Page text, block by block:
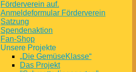
Förderverein auf.
Anmeldeformular Förderverein
Satzung
Spendenaktion
Fan-Shop
Unsere Projekte
„Die GemüseKlasse“
Das Projekt